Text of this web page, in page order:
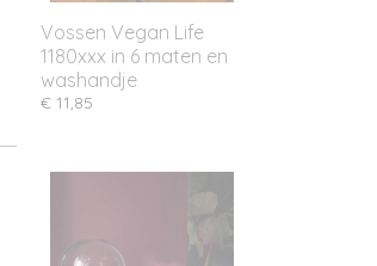
Vossen Vegan Life
1180xxx in 6 maten en
washandje
€ 11,85